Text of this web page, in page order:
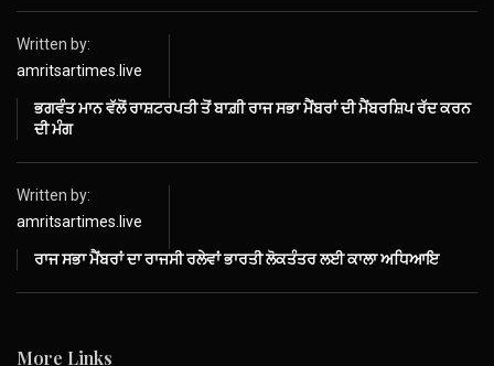
Written by:
amritsartimes.live
ਭਗਵੰਤ ਮਾਨ ਵੱਲੋਂ ਰਾਸ਼ਟਰਪਤੀ ਤੋਂ ਬਾਗ਼ੀ ਰਾਜ ਸਭਾ ਮੈਂਬਰਾਂ ਦੀ ਮੈਂਬਰਸ਼ਿਪ ਰੱਦ ਕਰਨ
ਦੀ ਮੰਗ
Written by:
amritsartimes.live
ਰਾਜ ਸਭਾ ਮੈਂਬਰਾਂ ਦਾ ਰਾਜਸੀ ਰਲੇਵਾਂ ਭਾਰਤੀ ਲੋਕਤੰਤਰ ਲਈ ਕਾਲਾ ਅਧਿਆਇ
More Links